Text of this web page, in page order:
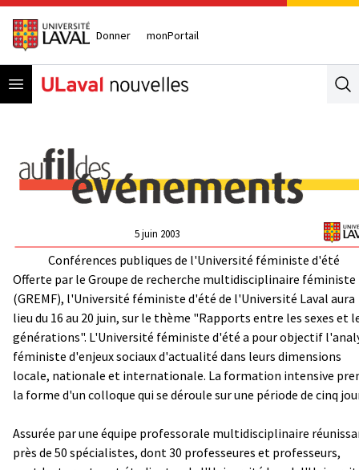
Donner monPortail
Open menu
5 juin 2003
Conférences publiques de l'Université féministe d'été
Offerte par le Groupe de recherche multidisciplinaire féministe
(GREMF), l'Université féministe d'été de l'Université Laval aura
lieu du 16 au 20 juin, sur le thème "Rapports entre les sexes et
générations". L'Université féministe d'été a pour objectif
féministe d'enjeux sociaux d'actualité dans leurs dimensions
locale, nationale et internationale. La formation intensive
la forme d'un colloque qui se déroule sur une période de cinq
Assurée par une équipe professorale multidisciplinaire
près de 50 spécialistes, dont 30 professeures et professeurs,